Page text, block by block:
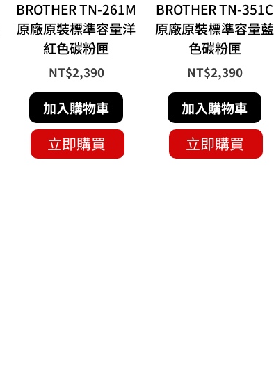
BROTHER TN-261M
原廠原裝標準容量洋
紅色碳粉匣
NT$2,390
加入購物車
立即購買
BROTHER TN-351C
原廠原裝標準容量藍
色碳粉匣
NT$2,390
加入購物車
立即購買